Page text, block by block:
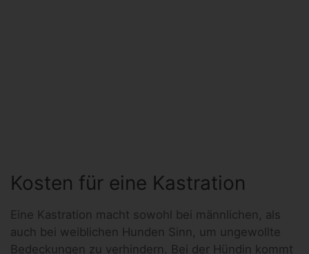
Kosten für eine Kastration
Eine Kastration macht sowohl bei männlichen, als
auch bei weiblichen Hunden Sinn, um ungewollte
Bedeckungen zu verhindern. Bei der Hündin kommt